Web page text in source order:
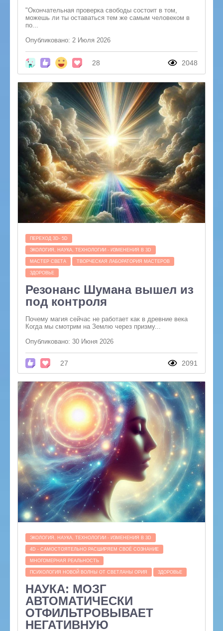
"Окончательная проверка свободы состоит в том,
можешь ли ты оставаться тем же самым человеком в
по...
Опубликовано: 2 Июля 2026
28 2048
ПЕРЕХОД 3D- 5D
ЭКОЛОГИЯ, НАУКА, ТЕХНОЛОГИИ - ИЗМЕНЕНИЯ В 3D
МАСТЕР СВЕТА ТВОРЧЕСКАЯ ЛАБОРАТОРИЯ МАСТЕРОВ
ЗДОРОВЬЕ
Резонанс Шумана вышел из
под контроля
Почему магия сейчас не работает как в древние века
Когда мы смотрим на Землю через призму...
Опубликовано: 30 Июня 2026
27 2091
ЭКОЛОГИЯ, НАУКА, ТЕХНОЛОГИИ - ИЗМЕНЕНИЯ В 3D
4D - САМОСТОЯТЕЛЬНО РАСШИРЯЕМ СВОЁ СОЗНАНИЕ
МНОГОМЕРНАЯ РЕАЛЬНОСТЬ
ПСИХОЛОГИЯ НОВОЙ ВОЛНЫ ОТ СВЕТЛАНЫ ОРИЯ ЗДОРОВЬЕ
НАУКА: МОЗГ
АВТОМАТИЧЕСКИ
ОТФИЛЬТРОВЫВАЕТ
НЕГАТИВНУЮ